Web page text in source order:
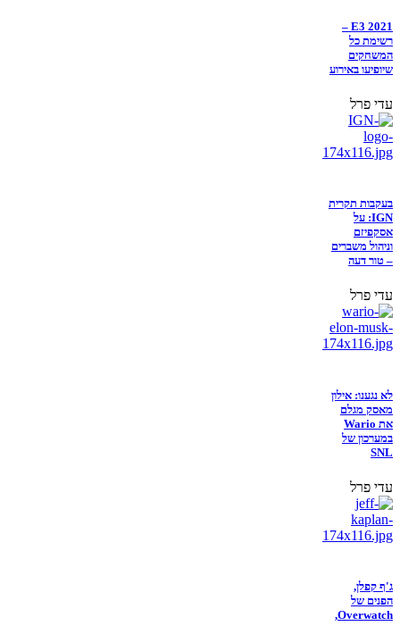
E3 2021 –
רשימת כל
המשחקים
שיופיעו באירוע
עדי פרל
בעקבות תקרית
IGN: על
אסקפיזם
וניהול משברים
– טור דעה
עדי פרל
לא נגענו: אילון
מאסק מגלם
את Wario
במערכון של
SNL
עדי פרל
ג'ף קפלן,
הפנים של
Overwatch,